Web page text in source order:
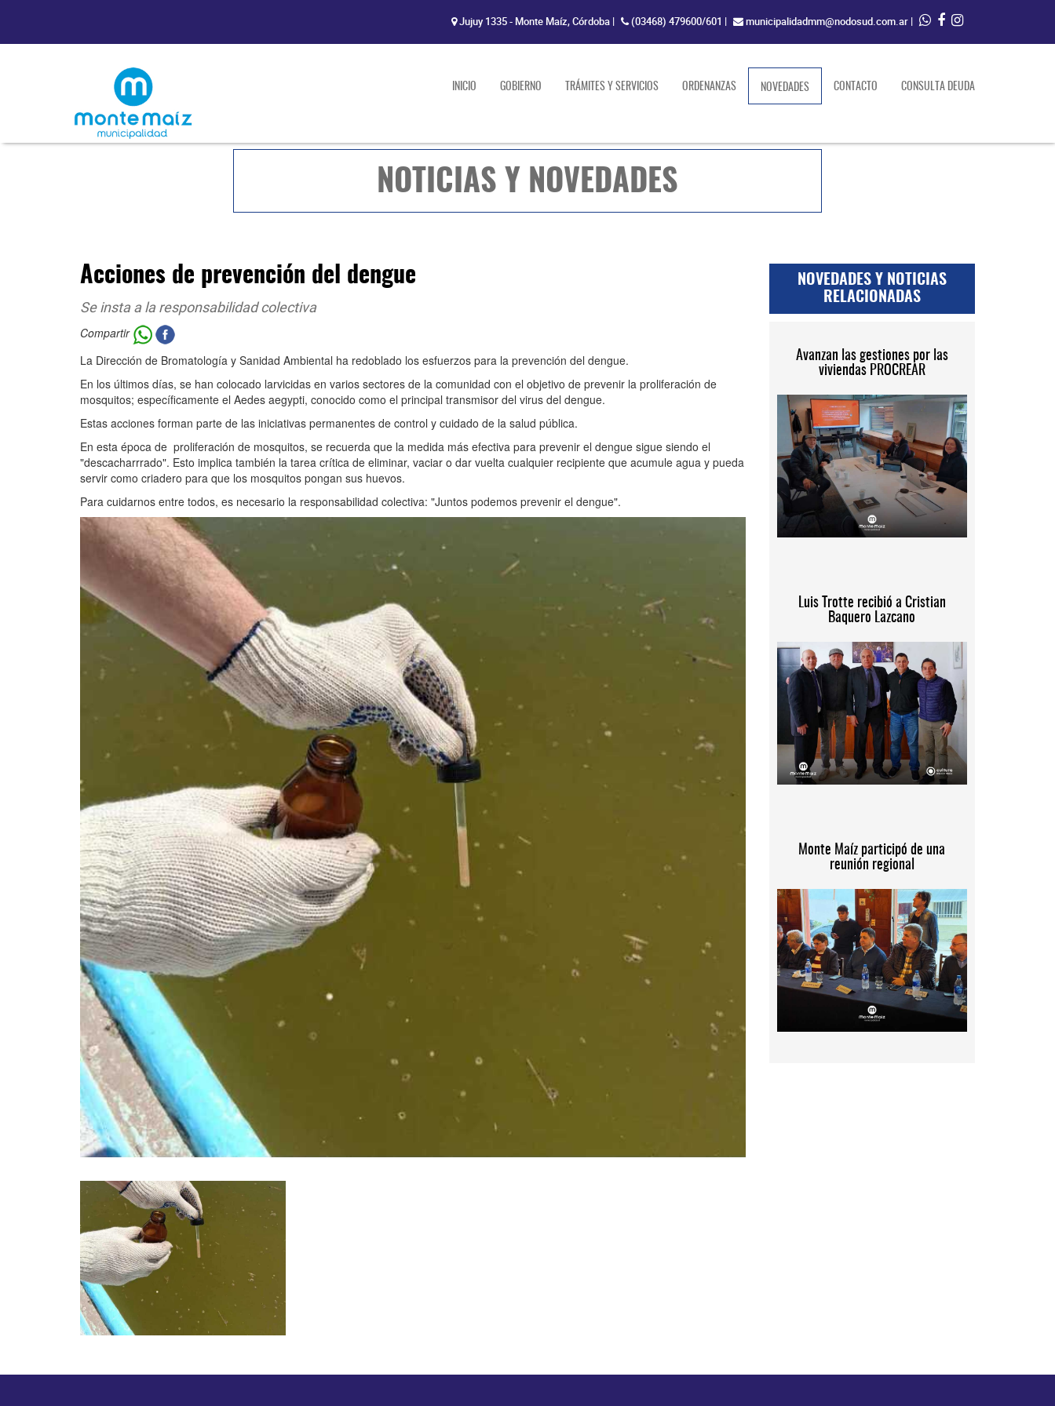
Jujuy 1335 - Monte Maíz, Córdoba | (03468) 479600/601 | municipalidadmm@nodosud.com.ar |
INICIO GOBIERNO TRÁMITES Y SERVICIOS ORDENANZAS NOVEDADES(current)CONTACTO CONSULTA DEUDA
NOTICIAS Y NOVEDADES
Acciones de prevención del dengue
Se insta a la responsabilidad colectiva
Compartir
La Dirección de Bromatología y Sanidad Ambiental ha redoblado los esfuerzos para la prevención del dengue.
En los últimos días, se han colocado larvicidas en varios sectores de la comunidad con el objetivo de prevenir la proliferación de
mosquitos; específicamente el Aedes aegypti, conocido como el principal transmisor del virus del dengue.
Estas acciones forman parte de las iniciativas permanentes de control y cuidado de la salud pública.
En esta época de proliferación de mosquitos, se recuerda que la medida más efectiva para prevenir el dengue sigue siendo el
"descacharrrado". Esto implica también la tarea crítica de eliminar, vaciar o dar vuelta cualquier recipiente que acumule agua y pueda
servir como criadero para que los mosquitos pongan sus huevos.
Para cuidarnos entre todos, es necesario la responsabilidad colectiva: "Juntos podemos prevenir el dengue".
NOVEDADES Y NOTICIAS
RELACIONADAS
Avanzan las gestiones por las
viviendas PROCREAR
Luis Trotte recibió a Cristian
Baquero Lazcano
Monte Maíz participó de una
reunión regional